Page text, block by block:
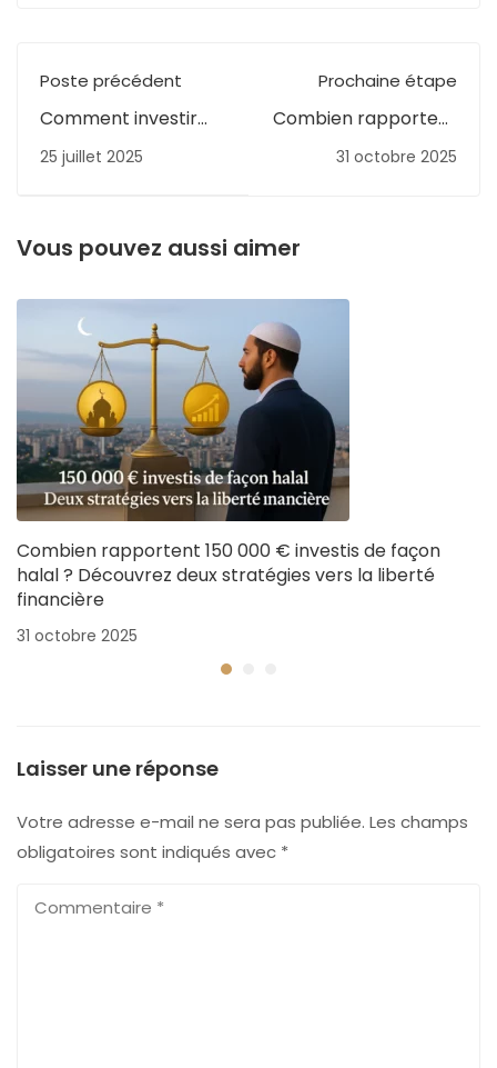
Poste précédent
Comment investir
25 juillet 2025
Prochaine étape
Combien rapportent
façon halal ?
31 octobre 2025
Vous pouvez aussi aimer
Combien rapportent 150 000 € investis de façon
halal ? Découvrez deux stratégies vers la liberté
financière
31 octobre 2025
Laisser une réponse
Votre adresse e-mail ne sera pas publiée. Les champs
obligatoires sont indiqués avec *